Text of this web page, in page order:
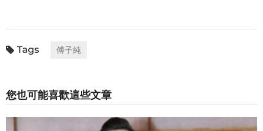
傅子純
您也可能喜歡這些文章